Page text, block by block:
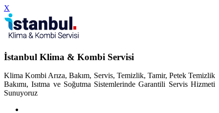
X
İstanbul Klima & Kombi Servisi
Klima Kombi Arıza, Bakım, Servis, Temizlik, Tamir, Petek Temizlik
Bakımı, Isıtma ve Soğutma Sistemlerinde Garantili Servis Hizmeti
Sunuyoruz